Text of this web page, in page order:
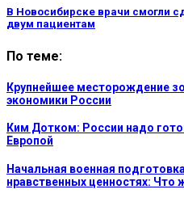
В Новосибирске врачи смогли
двум пациентам
По теме:
Крупнейшее месторождение
экономики России
Ким Дотком: России надо
Европой
Начальная военная
нравственных ценностях: Что